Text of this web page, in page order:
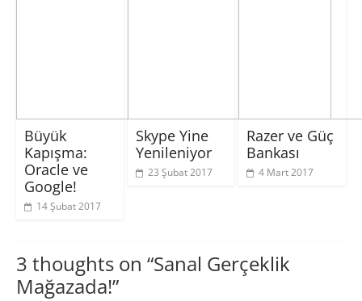
Büyük
Kapışma:
Oracle ve
Google!
14 Şubat 2017
Skype Yine
Yenileniyor
23 Şubat 2017
Razer ve Güç
Bankası
4 Mart 2017
3 thoughts on “Sanal Gerçeklik
Mağazada!”